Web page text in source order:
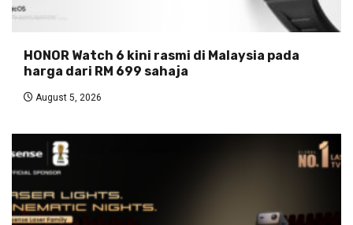
HONOR Watch 6 kini rasmi di Malaysia pada
harga dari RM 699 sahaja
August 5, 2026